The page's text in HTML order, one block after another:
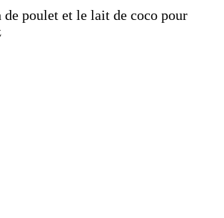
poulet et le lait de coco pour